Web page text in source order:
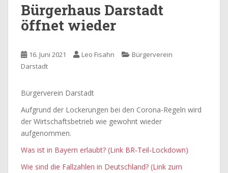
Bürgerhaus Darstadt
öffnet wieder
16. Juni 2021 Leo Fisahn
Bürgerverein
Darstadt
Bürgerverein Darstadt
Aufgrund der Lockerungen bei den Corona-Regeln wird
der Wirtschaftsbetrieb wie gewohnt wieder
aufgenommen.
Was ist in Bayern erlaubt? (Link BR-Teil-Lockdown)
Wie sind die Fallzahlen in Deutschland? (Link zum